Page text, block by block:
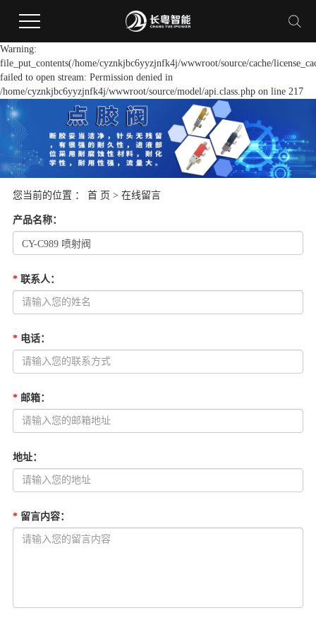
Warning:
file_put_contents(/home/cyznkjbc6yyzjnfk4j/wwwroot/source/cache/
failed to open stream: Permission denied in
/home/cyznkjbc6yyzjnfk4j/wwwroot/source/model/api.class.php on line 217
您当前的位置 ： 首 页 > 在线留言
产品名称：
* 联系人：
* 电话：
* 邮箱：
地址：
* 留言内容：